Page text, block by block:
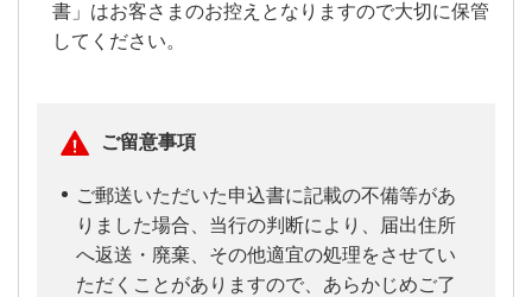
書」はお客さまのお控えとなりますので大切に保管
してください。
ご留意事項
ご郵送いただいた申込書に記載の不備等があ
りました場合、当行の判断により、届出住所
へ返送・廃棄、その他適宜の処理をさせてい
ただくことがありますので、あらかじめご了